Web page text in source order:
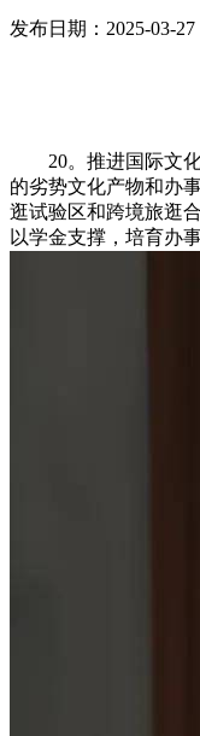
发布日期：2025-03-27
20。推进国际文化
的劣势文化产物和办
逛试验区和跨境旅逛
以学金支撑，培育办